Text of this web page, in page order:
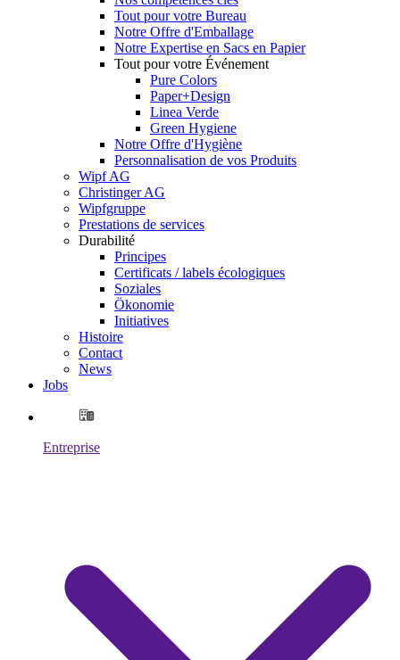
Tout pour votre Bureau
Notre Offre d'Emballage
Notre Expertise en Sacs en Papier
Tout pour votre Événement
Pure Colors
Paper+Design
Linea Verde
Green Hygiene
Notre Offre d'Hygiène
Personnalisation de vos Produits
Wipf AG
Christinger AG
Wipfgruppe
Prestations de services
Durabilité
Principes
Certificats / labels écologiques
Soziales
Ökonomie
Initiatives
Histoire
Contact
News
Jobs
Entreprise